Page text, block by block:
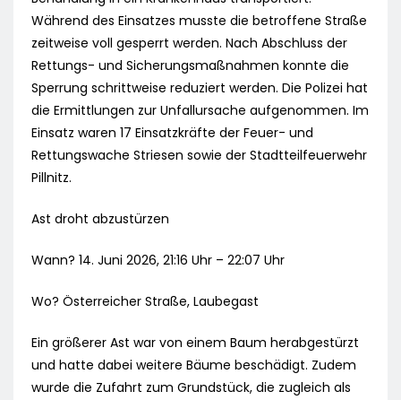
Während des Einsatzes musste die betroffene Straße
zeitweise voll gesperrt werden. Nach Abschluss der
Rettungs- und Sicherungsmaßnahmen konnte die
Sperrung schrittweise reduziert werden. Die Polizei hat
die Ermittlungen zur Unfallursache aufgenommen. Im
Einsatz waren 17 Einsatzkräfte der Feuer- und
Rettungswache Striesen sowie der Stadtteilfeuerwehr
Pillnitz.
Ast droht abzustürzen
Wann? 14. Juni 2026, 21:16 Uhr – 22:07 Uhr
Wo? Österreicher Straße, Laubegast
Ein größerer Ast war von einem Baum herabgestürzt
und hatte dabei weitere Bäume beschädigt. Zudem
wurde die Zufahrt zum Grundstück, die zugleich als